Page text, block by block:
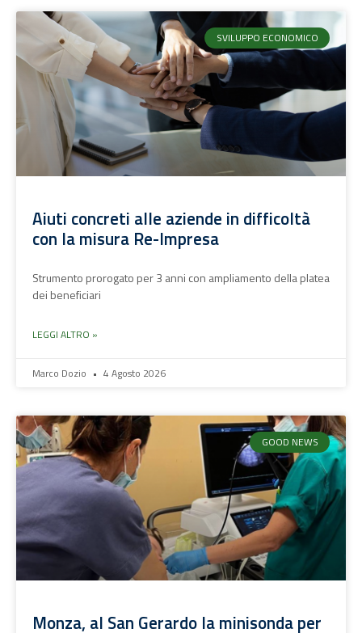
SVILUPPO ECONOMICO
Aiuti concreti alle aziende in difficoltà
con la misura Re-Impresa
Strumento prorogato per 3 anni con ampliamento della platea
dei beneficiari
LEGGI ALTRO »
Marco Dozio 4 Agosto 2026
GOOD NEWS
Monza, al San Gerardo la minisonda per